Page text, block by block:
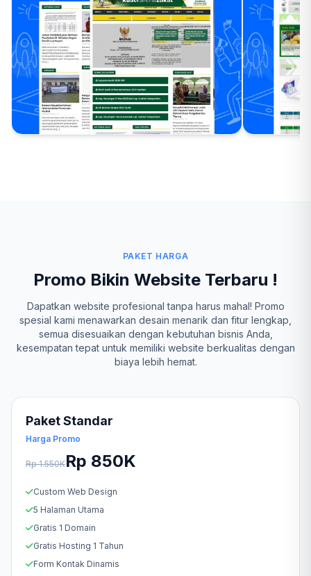
PAKET HARGA
Promo Bikin Website Terbaru !
Dapatkan website profesional tanpa harus mahal! Promo
spesial kami menawarkan desain menarik dan fitur lengkap,
semua disesuaikan dengan kebutuhan bisnis Anda,
kesempatan tepat untuk memiliki website berkualitas dengan
biaya lebih hemat.
Paket Standar
Harga Promo
Rp 1.550KRp 850K
Custom Web Design
5 Halaman Utama
Gratis 1 Domain
Gratis Hosting 1 Tahun
Form Kontak Dinamis